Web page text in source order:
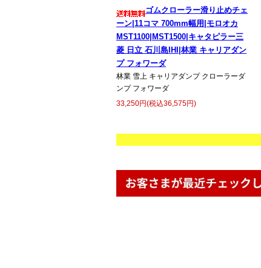
ゴムクローラー滑り止めチェ
ーン|11コマ 700mm幅用|モロオカ
MST1100|MST1500|キャタピラー三
菱 日立 石川島IHI|林業 キャリアダン
プ フォワーダ
林業 雪上 キャリアダンプ クローラーダ
ンプ フォワーダ
33,250円(税込36,575円)